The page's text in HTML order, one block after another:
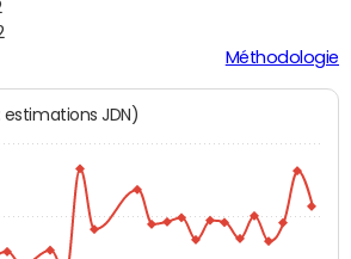
Méthodologie
: estimations JDN)